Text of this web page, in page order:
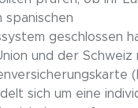
spanischen
geschlossen
und der Schweiz
sich um eine